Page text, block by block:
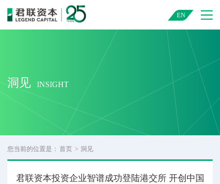
君联资本 — 中国领先的创业投资与私募股权投资机构
EN
洞见 INSIGHT
您当前的位置是： 首页 > 洞见
君联资本投资企业智谱成功登陆港交所 开创中国